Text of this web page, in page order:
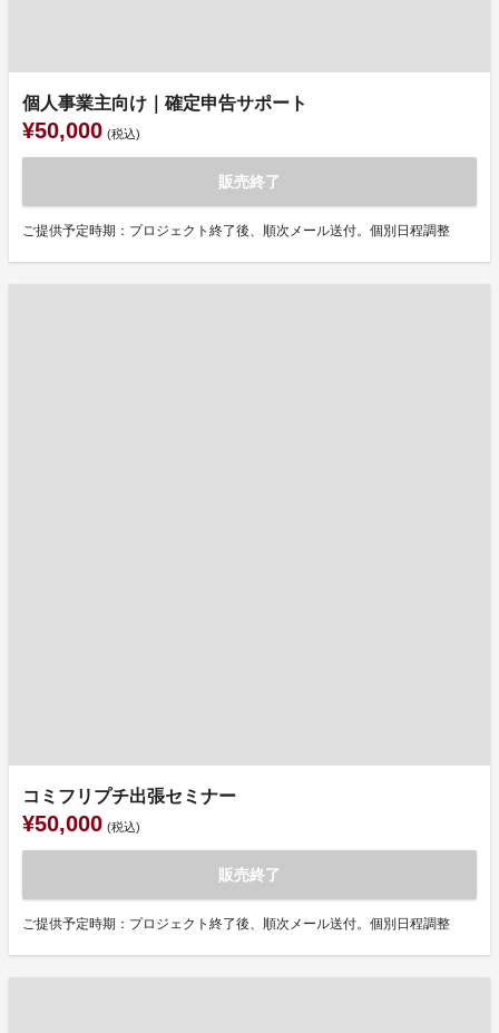
個人事業主向け｜確定申告サポート
¥50,000 (税込)
販売終了
ご提供予定時期：プロジェクト終了後、順次メール送付。個別日程調整
コミフリプチ出張セミナー
¥50,000 (税込)
販売終了
ご提供予定時期：プロジェクト終了後、順次メール送付。個別日程調整